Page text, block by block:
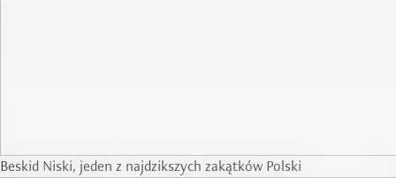
Beskid Niski, jeden z najdzikszych zakątków Polski